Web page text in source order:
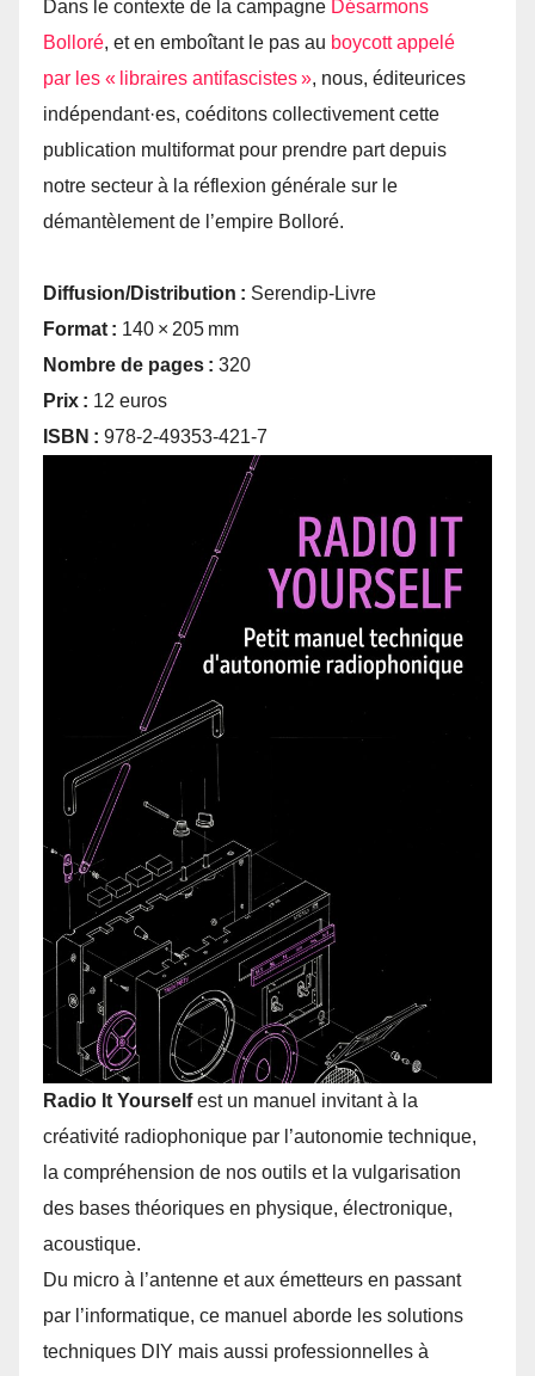
Dans le contexte de la campagne Désarmons
Bolloré, et en emboîtant le pas au boycott appelé
par les « libraires antifascistes », nous, éditeurices
indépendant·es, coéditons collectivement cette
publication multiformat pour prendre part depuis
notre secteur à la réflexion générale sur le
démantèlement de l’empire Bolloré.
Diffusion/Distribution : Serendip-Livre
Format : 140 × 205 mm
Nombre de pages : 320
Prix : 12 euros
ISBN : 978-2-49353-421-7
Radio It Yourselfest un manuel invitant à la
créativité radiophonique par l’autonomie technique,
la compréhension de nos outils et la vulgarisation
des bases théoriques en physique, électronique,
acoustique.
Du micro à l’antenne et aux émetteurs en passant
par l’informatique, ce manuel aborde les solutions
techniques DIY mais aussi professionnelles à